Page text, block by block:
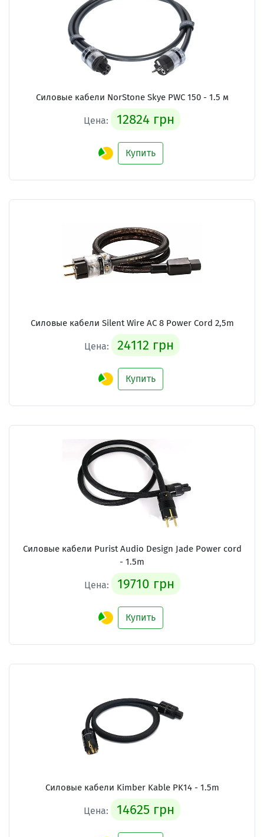
Силовые кабели NorStone Skye PWC 150 - 1.5 м
Цена: 12824 грн
Купить
Силовые кабели Silent Wire AC 8 Power Cord 2,5m
Цена: 24112 грн
Купить
Силовые кабели Purist Audio Design Jade Power cord
- 1.5m
Цена: 19710 грн
Купить
Силовые кабели Kimber Kable PK14 - 1.5m
Цена: 14625 грн